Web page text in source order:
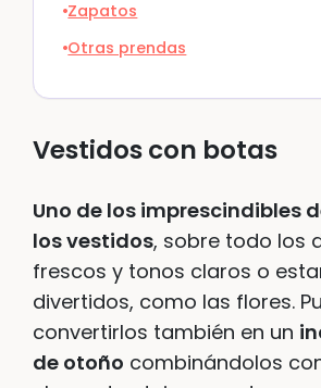
Zapatos
Otras prendas
Vestidos con botas
Uno de los imprescindibles
los vestidos, sobre todo los
frescos y tonos claros o
divertidos, como las flores.
convertirlos también en un
de otoño combinándolos